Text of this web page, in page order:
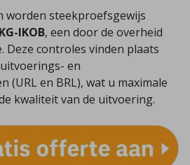
worden steekproefsgewijs
IKOB, een door de overheid
Deze controles vinden plaats
en
(URL en BRL), wat u maximale
kwaliteit van de uitvoering.